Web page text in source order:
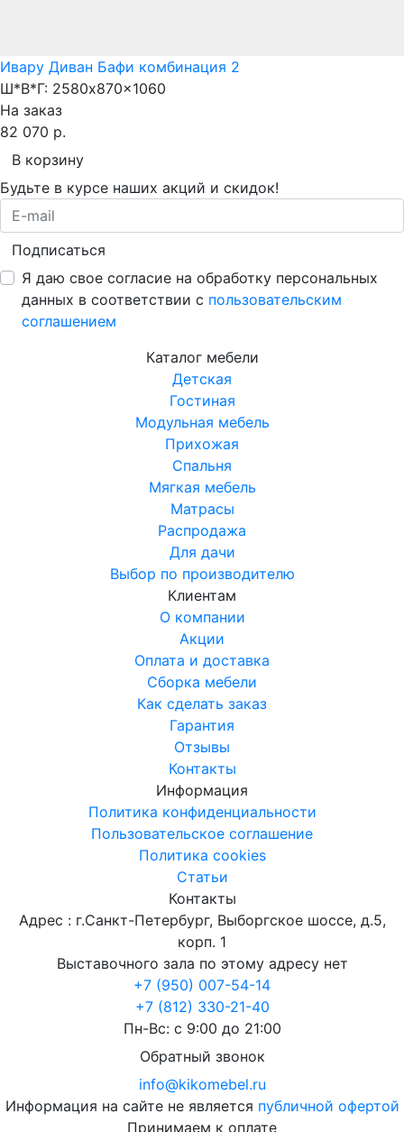
Ивару Диван Бафи комбинация 2
Ш*В*Г: 2580x870x1060
На заказ
82 070 р.
В корзину
Будьте в курсе наших акций и скидок!
Подписаться
Я даю свое согласие на обработку персональных
данных в соответствии с пользовательским
соглашением
Каталог мебели
Детская
Гостиная
Модульная мебель
Прихожая
Спальня
Мягкая мебель
Матрасы
Распродажа
Для дачи
Выбор по производителю
Клиентам
О компании
Акции
Оплата и доставка
Сборка мебели
Как сделать заказ
Гарантия
Отзывы
Контакты
Информация
Политика конфиденциальности
Пользовательское соглашение
Политика cookies
Статьи
Контакты
Адрес : г.Санкт-Петербург, Выборгское шоссе, д.5,
корп. 1
Выставочного зала по этому адресу нет
+7 (950) 007-54-14
+7 (812) 330-21-40
Пн-Вс: с 9:00 до 21:00
Обратный звонок
info@kikomebel.ru
Информация на сайте не является публичной офертой
Принимаем к оплате